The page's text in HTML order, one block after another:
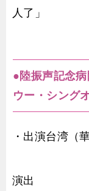
人了」
●陸振声記念
ウー・シングオ
・出演台湾（
演出